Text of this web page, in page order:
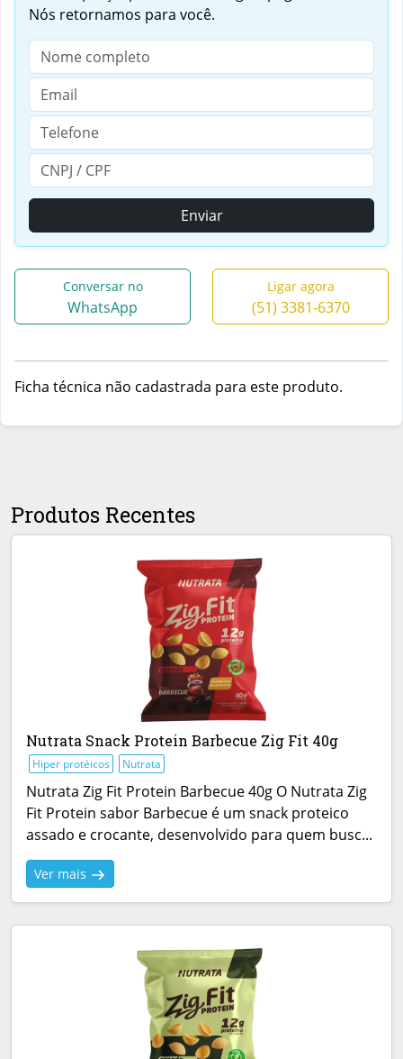
Nós retornamos para você.
Enviar
Conversar no
WhatsApp
Ligar agora
(51) 3381-6370
Ficha técnica não cadastrada para este produto.
Produtos Recentes
Nutrata Snack Protein Barbecue Zig Fit 40g
Hiper protéicos Nutrata
Nutrata Zig Fit Protein Barbecue 40g O Nutrata Zig
Fit Protein sabor Barbecue é um snack proteico
assado e crocante, desenvolvido para quem busc...
Ver mais